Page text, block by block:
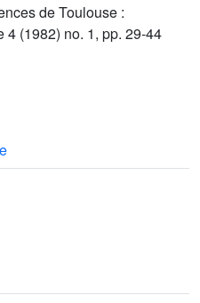
de Toulouse :
4 (1982) no. 1, pp. 29-44